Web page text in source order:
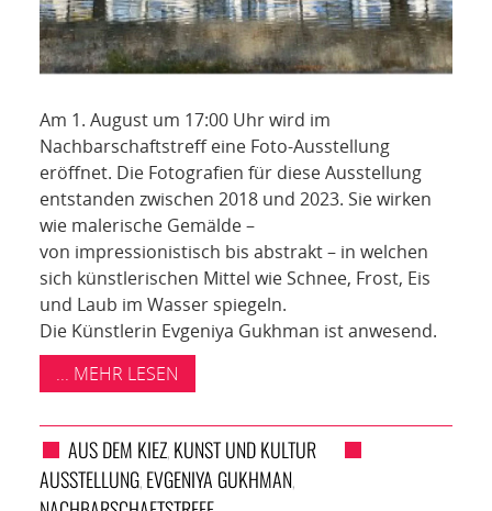
Am 1. August um 17:00 Uhr wird im
Nachbarschaftstreff eine Foto-Ausstellung
eröffnet. Die Fotografien für diese Ausstellung
entstanden zwischen 2018 und 2023. Sie wirken
wie malerische Gemälde –
von impressionistisch bis abstrakt – in welchen
sich künstlerischen Mittel wie Schnee, Frost, Eis
und Laub im Wasser spiegeln.
Die Künstlerin Evgeniya Gukhman ist anwesend.
... MEHR LESEN
AUS DEM KIEZ, KUNST UND KULTUR
AUSSTELLUNG, EVGENIYA GUKHMAN,